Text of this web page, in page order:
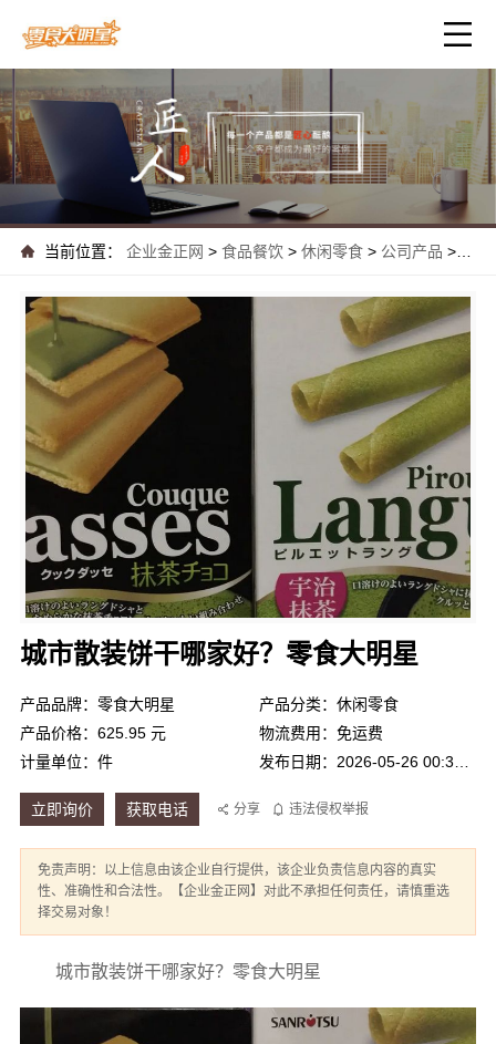
当前位置： 企业金正网> 食品餐饮 > 休闲零食> 公司产品 >
城市散装饼干哪家好？零食大明星
产品品牌：零食大明星
产品分类：休闲零食
产品价格：625.95 元
物流费用：免运费
计量单位：件
立即询价 获取电话 分享 违法侵权举报
免责声明：以上信息由该企业自行提供，该企业负责信息内容的真实
性、准确性和合法性。【企业金正网】对此不承担任何责任，请慎重选
择交易对象！
城市散装饼干哪家好？零食大明星